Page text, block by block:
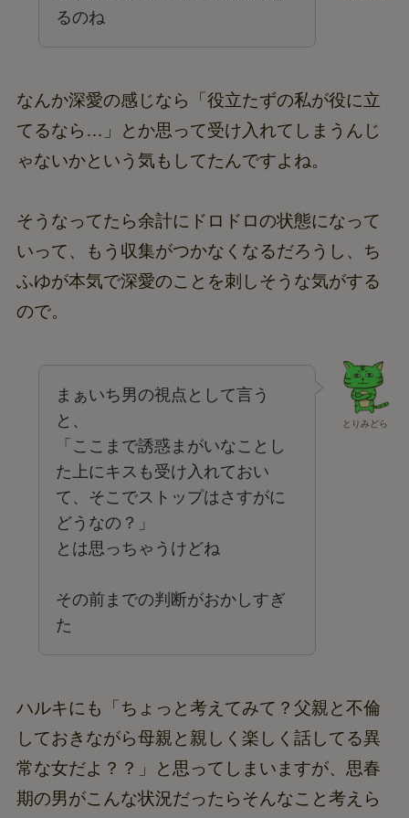
るのね
なんか深愛の感じなら「役立たずの私が役に立
てるなら…」とか思って受け入れてしまうんじ
ゃないかという気もしてたんですよね。
そうなってたら余計にドロドロの状態になって
いって、もう収集がつかなくなるだろうし、ち
ふゆが本気で深愛のことを刺しそうな気がする
ので。
とりみどら
まぁいち男の視点として言う
と、
「ここまで誘惑まがいなことし
た上にキスも受け入れておい
て、そこでストップはさすがに
どうなの？」
とは思っちゃうけどね
その前までの判断がおかしすぎ
た
ハルキにも「ちょっと考えてみて？父親と不倫
しておきながら母親と親しく楽しく話してる異
常な女だよ？？」と思ってしまいますが、思春
期の男がこんな状況だったらそんなこと考えら